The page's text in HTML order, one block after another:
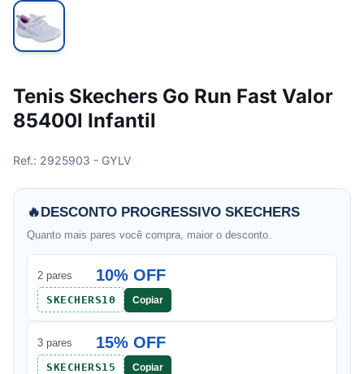
Tenis Skechers Go Run Fast Valor
85400l Infantil
Ref.: 2925903 - GYLV
🔥DESCONTO PROGRESSIVO SKECHERS
Quanto mais pares você compra, maior o desconto.
2 pares 10% OFF
SKECHERS10 Copiar
3 pares 15% OFF
SKECHERS15 Copiar